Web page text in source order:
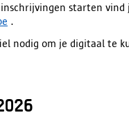
inschrijvingen starten
.
nodig om je digitaal te